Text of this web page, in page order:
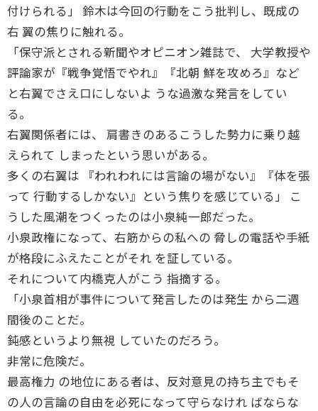
付けられる」 鈴木は今回の行動をこう批判し、既成の
右 翼の焦りに触れる。
「保守派とされる新聞やオピニオン雑誌で、 大学教授や
評論家が『戦争覚悟でやれ』『北朝 鮮を攻めろ』など
と右翼でさえ口にしないよ うな過激な発言をしてい
る。
右翼関係者には、 肩書きのあるこうした勢力に乗り越
えられて しまったという思いがある。
多くの右翼は 『われわれには言論の場がない』『体を張
って 行動するしかない』という焦りを感じている」 こ
うした風潮をつくったのは小泉純一郎だった。
小泉政権になって、右筋からの私への 脅しの電話や手紙
が格段にふえたことがそれ を証している。
それについて内橋克人がこう 指摘する。
「小泉首相が事件について発言したのは発生 から二週
間後のことだ。
鈍感というより無視 していたのだろう。
非常に危険だ。
最高権力 の地位にある者は、反対意見の持ち主でもそ
の人の言論の自由を必死になって守らなけれ ばならな